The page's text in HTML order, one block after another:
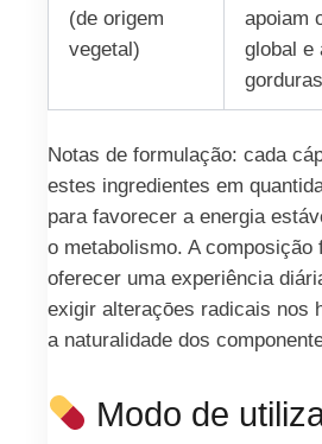
(de origem
vegetal)
apoiam
global e
Notas de formulação: cada
estes ingredientes em
para favorecer a energia
o metabolismo. A composição
oferecer uma experiência
exigir alteraçōes radicais nos
a naturalidade dos
Modo de